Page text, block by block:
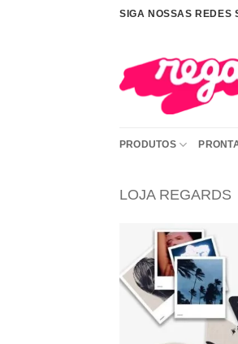
SIGA NOSSAS REDES
PRODUTOS
LOJA REGARDS